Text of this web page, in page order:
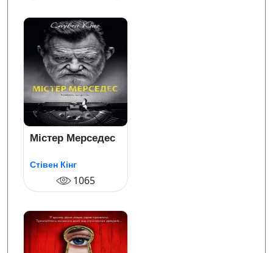
Містер Мерседес
Стівен Кінг
1065